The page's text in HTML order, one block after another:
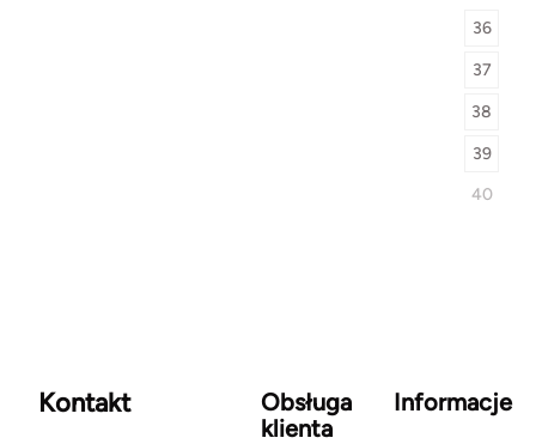
36
37
38
39
40
Kontakt
Obsługa
klienta
Informacje